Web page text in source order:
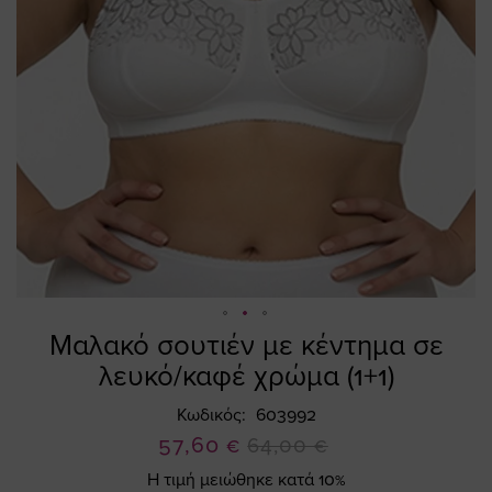
Μαλακό σουτιέν με κέντημα σε
λευκό/καφέ χρώμα (1+1)
Κωδικός 603992
Ειδική
Τιμή
57,60 € 64,00 €
Η τιμή μειώθηκε κατά 10%